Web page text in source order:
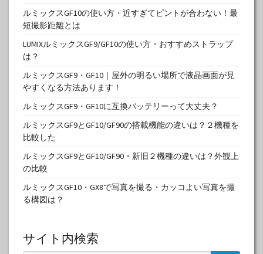
ルミックスGF10の使い方・近すぎてピントが合わない！最
短撮影距離とは
LUMIXルミックスGF9/GF10の使い方・おすすめストラップ
は？
ルミックスGF9・GF10｜屋外の明るい場所で液晶画面が見
やすくなる方法あります！
ルミックスGF9・GF10に互換バッテリーって大丈夫？
ルミックスGF9とGF10/GF90の搭載機能の違いは？２機種を
比較した
ルミックスGF9とGF10/GF90・新旧２機種の違いは？外観上
の比較
ルミックスGF10・GX8で写真を撮る・カッコよい写真を撮
る構図は？
サイト内検索